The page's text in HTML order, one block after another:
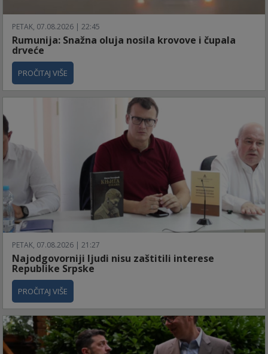
PETAK, 07.08.2026 | 22:45
Rumunija: Snažna oluja nosila krovove i čupala
drveće
PROČITAJ VIŠE
PETAK, 07.08.2026 | 21:27
Najodgovorniji ljudi nisu zaštitili interese
Republike Srpske
PROČITAJ VIŠE